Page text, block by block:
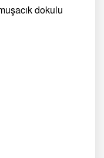
dokulu